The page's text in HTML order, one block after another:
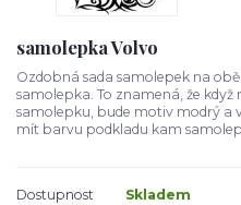
samolepka Volvo
Ozdobná sada samolepek na
samolepka. To znamená, že
samolepku, bude motiv modrý a
mít barvu podkladu kam
Dostupnost
Skladem